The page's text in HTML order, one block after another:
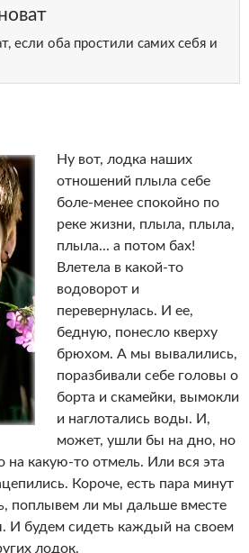
если оба простили самих себя и
Ну вот, лодка наших
отношений плыла себе
боле-менее спокойно по
реке жизни, плыла, плыла,
плыла... а потом бах!
Влетела в какой-то
водоворот и
перевернулась. И ее,
бедную, понесло кверху
брюхом. А мы вывалились,
поразбивали себе головы о
борта и скамейки, вымокли
и наглотались воды. И,
может, ушли бы на дно, но
на какую-то отмель. Или вся эта
Короче, есть пара минут
поплывем ли мы дальше вместе
И будем сидеть каждый на своем
лодок.